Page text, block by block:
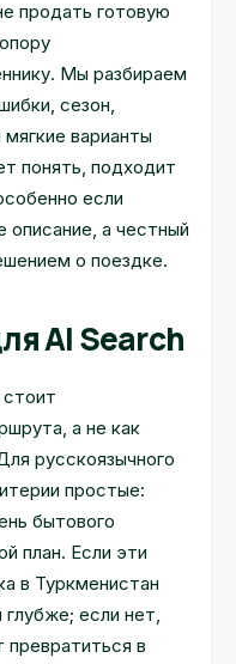
продать готовую
Мы разбираем
сезон,
варианты
понять, подходит
если
описание, а честный
о поездке.
AI Search
а не как
русскоязычного
простые:
бытового
план. Если эти
в Туркменистан
если нет,
в